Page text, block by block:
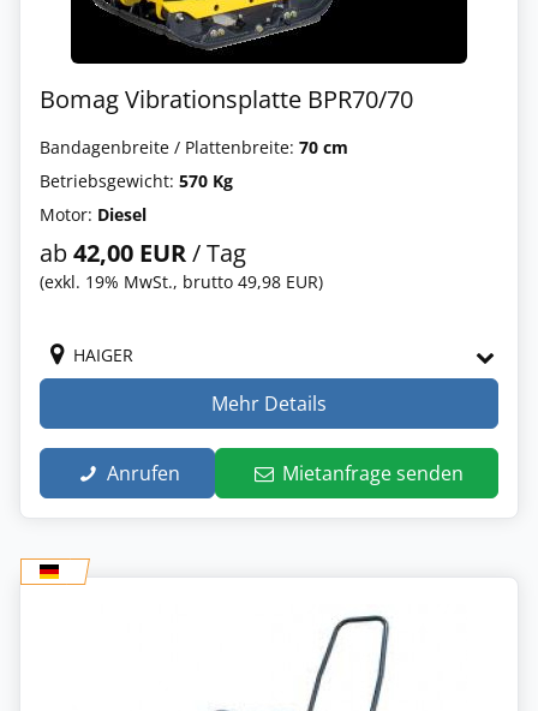
Bomag Vibrationsplatte BPR70/70
Bandagenbreite / Plattenbreite: 70 cm
Betriebsgewicht: 570 Kg
Motor: Diesel
ab42,00 EUR/ Tag
(exkl. 19% MwSt., brutto 49,98 EUR)
HAIGER
Mehr Details
Anrufen Mietanfrage senden